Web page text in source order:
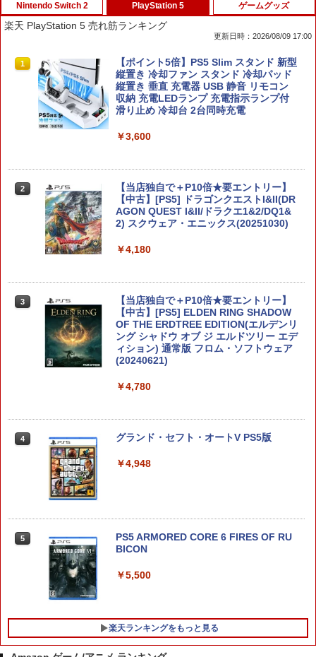
Nintendo Switch 2
1
ゼルダの伝説 ブレス オブ ザ ワイルド
Nintendo Switch 2 Edition
￥7,680
ition [NXS-P-AAAAH NSW2 ゼルダノデ
ンセツ ブレス オブ ザ ワイルド]
￥7,710
2 ゲームソフト ゼルダ無双 封印戦記
￥7,791
ムソフト マリオ/ポケモン/ドラクエ/モ
￥8,055
PlayStation 5
楽天 PlayStation 5 売れ筋ランキング
更新日時：2026/08/09 17:00
1
【ポイント5倍】PS5 Slim スタンド 新型
縦置き 冷却ファン スタンド 冷却パッド
縦置き 垂直 充電器 USB 静音 リモコン
収納 充電LEDランプ 充電指示ランプ付
滑り止め 冷却台 2台同時充電
￥3,600
2
【当店独自で＋P10倍★要エントリー】
【中古】[PS5] ドラゴンクエストI&II(DR
AGON QUEST I&II/ドラクエ1&2/DQ1&
2) スクウェア・エニックス(20251030)
￥4,180
3
【当店独自で＋P10倍★要エントリー】
【中古】[PS5] ELDEN RING SHADOW
OF THE ERDTREE EDITION(エルデンリ
ング シャドウ オブ ジ エルドツリー エデ
ィション) 通常版 フロム・ソフトウェア
(20240621)
￥4,780
4 グランド・セフト・オートV PS5版
￥4,948
5
PS5 ARMORED CORE 6 FIRES OF RU
BICON
￥5,500
楽天ランキングをもっと見る
ゲームグッズ